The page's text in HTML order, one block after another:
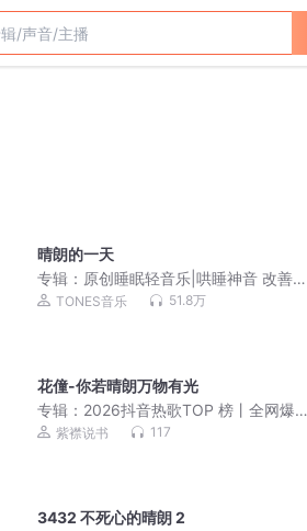
晴朗的一天
专辑： 原创睡眠轻音乐|哄睡神音 改善睡
眠 缓解焦虑抑郁
TONES音乐 51.8万
花僮-你若晴朗万物有光
专辑： 2026抖音热歌TOP 榜丨全网爆款
神曲丨无损纯享
紫襟说书 117
3432 不死心的晴朗 2